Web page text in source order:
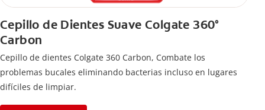
Cepillo de Dientes Suave Colgate 360°
Carbon
Cepillo de dientes Colgate 360 ​​Carbon, Combate los
problemas bucales eliminando bacterias incluso en lugares
difíciles de limpiar.